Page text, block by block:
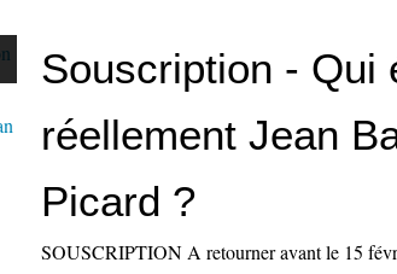
Souscription - Qui
réellement Jean
Picard ?
SOUSCRIPTION A retourner avant le 15